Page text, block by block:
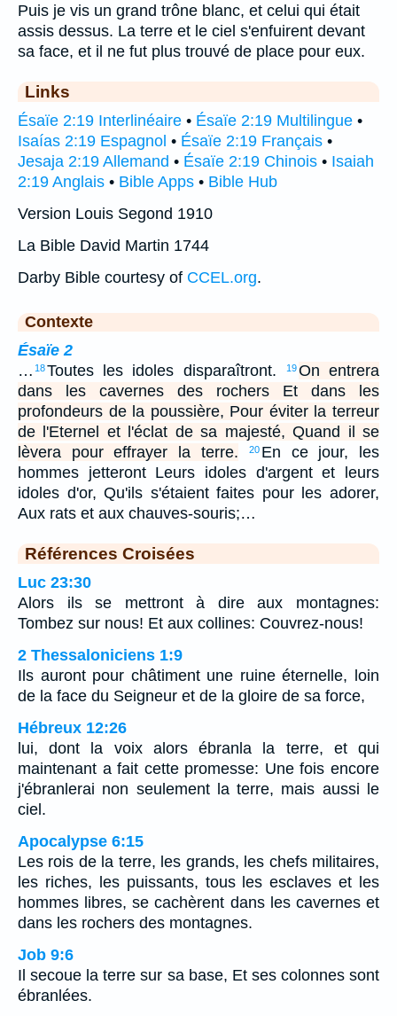
Puis je vis un grand trône blanc, et celui qui était
assis dessus. La terre et le ciel s'enfuirent devant
sa face, et il ne fut plus trouvé de place pour eux.
Links
Ésaïe 2:19 Interlinéaire • Ésaïe 2:19 Multilingue •
Isaías 2:19 Espagnol • Ésaïe 2:19 Français •
Jesaja 2:19 Allemand • Ésaïe 2:19 Chinois • Isaiah
2:19 Anglais • Bible Apps • Bible Hub
Version Louis Segond 1910
La Bible David Martin 1744
Darby Bible courtesy of CCEL.org.
Contexte
Ésaïe 2
… 18Toutes les idoles disparaîtront. 19On entrera
dans les cavernes des rochers Et dans les
profondeurs de la poussière, Pour éviter la terreur
de l'Eternel et l'éclat de sa majesté, Quand il se
lèvera pour effrayer la terre.
20 En ce jour, les
hommes jetteront Leurs idoles d'argent et leurs
idoles d'or, Qu'ils s'étaient faites pour les adorer,
Aux rats et aux chauves-souris;…
Références Croisées
Luc 23:30
Alors ils se mettront à dire aux montagnes:
Tombez sur nous! Et aux collines: Couvrez-nous!
2 Thessaloniciens 1:9
Ils auront pour châtiment une ruine éternelle, loin
de la face du Seigneur et de la gloire de sa force,
Hébreux 12:26
lui, dont la voix alors ébranla la terre, et qui
maintenant a fait cette promesse: Une fois encore
j'ébranlerai non seulement la terre, mais aussi le
ciel.
Apocalypse 6:15
Les rois de la terre, les grands, les chefs militaires,
les riches, les puissants, tous les esclaves et les
hommes libres, se cachèrent dans les cavernes et
dans les rochers des montagnes.
Job 9:6
Il secoue la terre sur sa base, Et ses colonnes sont
ébranlées.